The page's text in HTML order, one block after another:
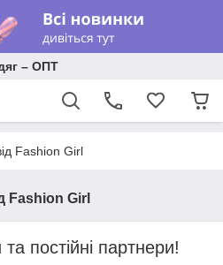
– ОПТ
Fashion Girl
Fashion Girl
постійні партнери!